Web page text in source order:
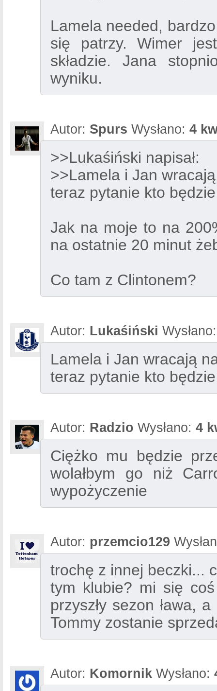
Lamela needed,
się patrzy. Wimer
składzie. Jana
wyniku.
Autor: Spurs Wysłano: 4
>>Lukaśiński napisał:
>>Lamela i Jan
teraz pytanie kto
Jak na moje to na
na ostatnie 20 minut
Co tam z Clintonem?
Autor: Lukaśiński
Lamela i Jan wracają
teraz pytanie kto
Autor: Radzio Wysłano: 4
Ciężko mu będzie
wolałbym go niż
wypożyczenie
Autor: przemcio129
trochę z innej beczki...
tym klubie? mi się
przyszły sezon ława,
Tommy zostanie
Autor: Komornik Wysłano: